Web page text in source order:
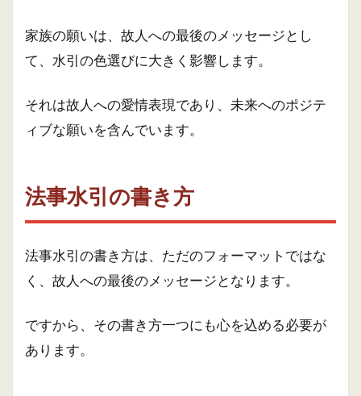
家族の願いは、故人への最後のメッセージとし
て、水引の色選びに大きく影響します。
それは故人への愛情表現であり、未来へのポジテ
ィブな願いを含んでいます。
法事水引の書き方
法事水引の書き方は、ただのフォーマットではな
く、故人への最後のメッセージとなります。
ですから、その書き方一つにも心を込める必要が
あります。